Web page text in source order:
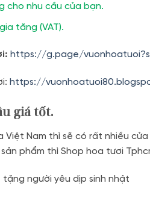
cho nhu cầu của bạn.
tăng (VAT).
https://g.page/
https://
giá tốt.
Việt Nam thì sẽ có rất nhiều
phẩm thì Shop hoa tươi
tặng người yêu dịp sinh nhật